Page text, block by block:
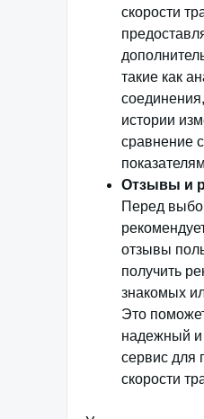
скорости
такие как
истории
сравнение
Отзывы и
Перед
отзывы
получить
знакомых
Это
надежный
сервис для
скорости